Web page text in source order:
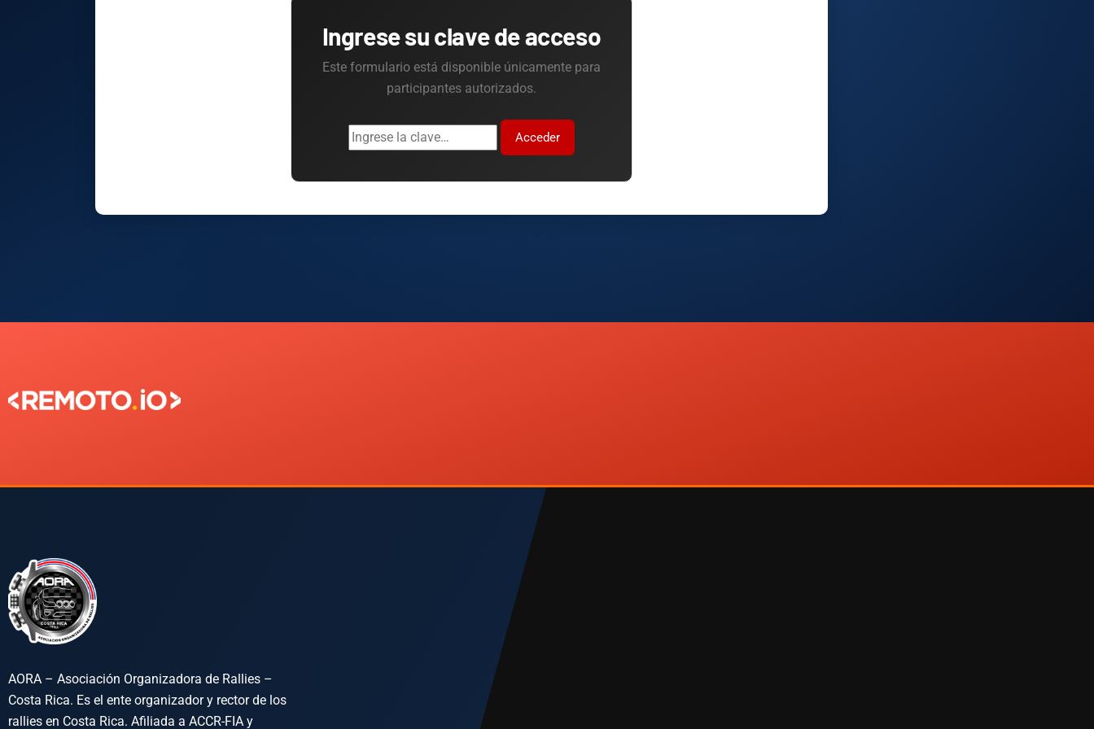
Ingrese su clave de acceso
Este formulario está disponible únicamente para
participantes autorizados.
Acceder
AORA – Asociación Organizadora de Rallies –
Costa Rica. Es el ente organizador y rector de los
rallies en Costa Rica. Afiliada a ACCR-FIA y